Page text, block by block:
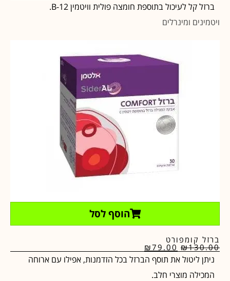
ברזל קל לעיכול בתוספת חומצה פולית וויטמין B-12.
ויטמינים ומינרלים
הוסף לסל
ברזל קומפורט
₪130.00
₪79.00
ניתן ליטול את תוסף הברזל בכל הזדמנות, אפילו עם ארוחה
המכילה מוצרי חלב.